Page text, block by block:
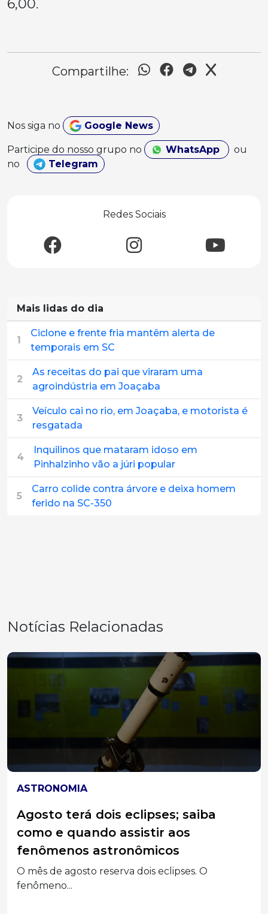
6,00.
Compartilhe:
Nos siga no Google News
Participe do nosso grupo no WhatsApp
ou
no
Telegram
Redes Sociais
Mais lidas do dia
1
Ciclone e frente fria mantêm alerta de
temporais em SC
2
As receitas do pai que viraram uma
agroindústria em Joaçaba
3
Veículo cai no rio, em Joaçaba, e motorista é
resgatada
4
Inquilinos que mataram idoso em
Pinhalzinho vão a júri popular
5
Carro colide contra árvore e deixa homem
ferido na SC-350
Notícias Relacionadas
ASTRONOMIA
Agosto terá dois eclipses; saiba
como e quando assistir aos
fenômenos astronômicos
O mês de agosto reserva dois eclipses. O
fenômeno...